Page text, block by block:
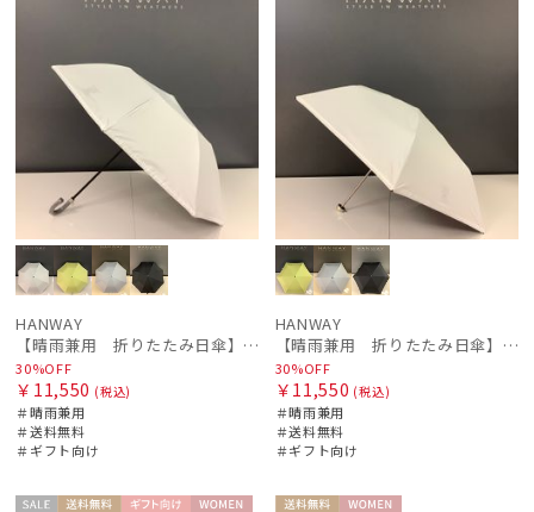
HANWAY
【晴雨兼用 折りたたみ日傘】ハンウェイ（ＨＡＮＷＡＹ）Liner ribbon（ライナー・リボン)
30%OFF
￥11,550 (税込)
＃晴雨兼用
＃送料無料
＃ギフト向け
HANWAY
【晴雨兼用 折りたたみ日傘】ハンウェイ（ＨＡＮＷＡＹ）Liner ribbon（ライナー・リボン)
30%OFF
￥11,550 (税込)
＃晴雨兼用
＃送料無料
＃ギフト向け